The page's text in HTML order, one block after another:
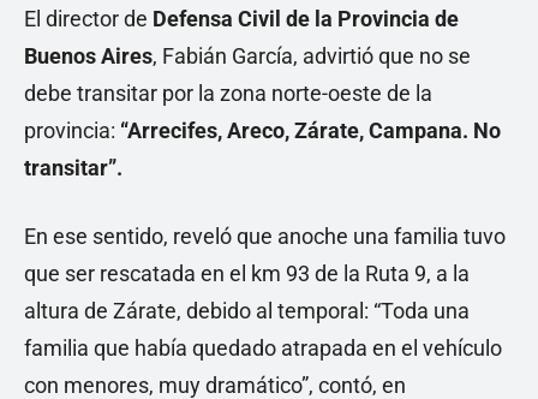
El director de Defensa Civil de la Provincia de
Buenos Aires, Fabián García, advirtió que no se
debe transitar por la zona norte-oeste de la
provincia: “Arrecifes, Areco, Zárate, Campana. No
transitar”.
En ese sentido, reveló que anoche una familia tuvo
que ser rescatada en el km 93 de la Ruta 9, a la
altura de Zárate, debido al temporal: “Toda una
familia que había quedado atrapada en el vehículo
con menores, muy dramático”, contó, en